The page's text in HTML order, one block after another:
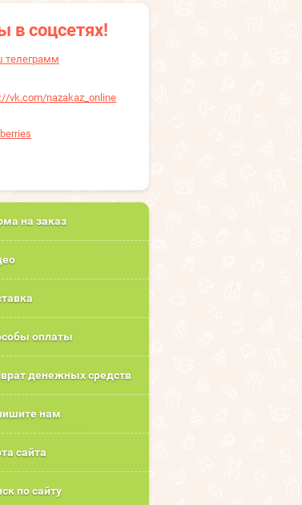
в соцсетях!
телеграмм
vk.com/nazakaz_online
на заказ
оплаты
денежных средств
нам
сайта
по сайту